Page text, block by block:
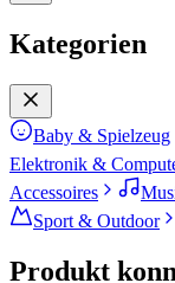
Kategorien
Baby & Spielzeug
Elektronik &
Accessoires
Sport & Outdoor
Produkt